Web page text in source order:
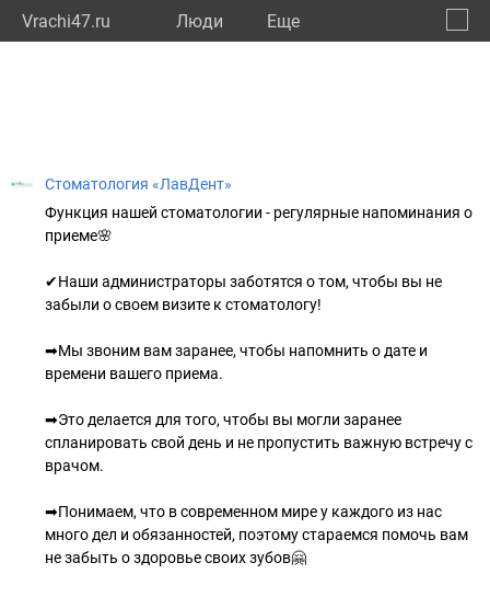
Vrachi47.ru Люди Eще
Стоматология «ЛавДент»
Функция нашей стоматологии - регулярные напоминания о
приеме🌸
✔Наши администраторы заботятся о том, чтобы вы не
забыли о своем визите к стоматологу!
➡Мы звоним вам заранее, чтобы напомнить о дате и
времени вашего приема.
➡Это делается для того, чтобы вы могли заранее
спланировать свой день и не пропустить важную встречу с
врачом.
➡Понимаем, что в современном мире у каждого из нас
много дел и обязанностей, поэтому стараемся помочь вам
не забыть о здоровье своих зубов🤗